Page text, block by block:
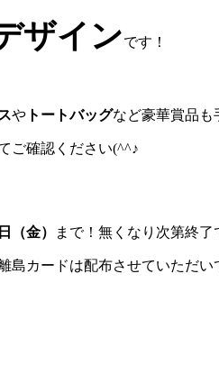
ザインです！
や トートバッグなど豪華賞品も
ご確認ください(^^♪
（金） まで！無くなり次第終了
島カードは配布させていただ